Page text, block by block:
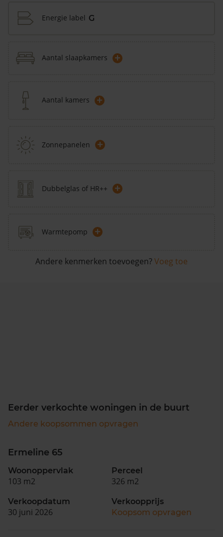
Energie label G
Aantal slaapkamers +
Aantal kamers +
Zonnepanelen +
Dubbelglas of HR++ +
Warmtepomp +
Andere kenmerken toevoegen? Voeg toe
Eerder verkochte woningen in de buurt
Andere koopsommen opvragen
Ermeline 65
Woonoppervlak
103 m2
Perceel
326 m2
Verkoopdatum
30 juni 2026
Verkoopprijs
Koopsom opvragen